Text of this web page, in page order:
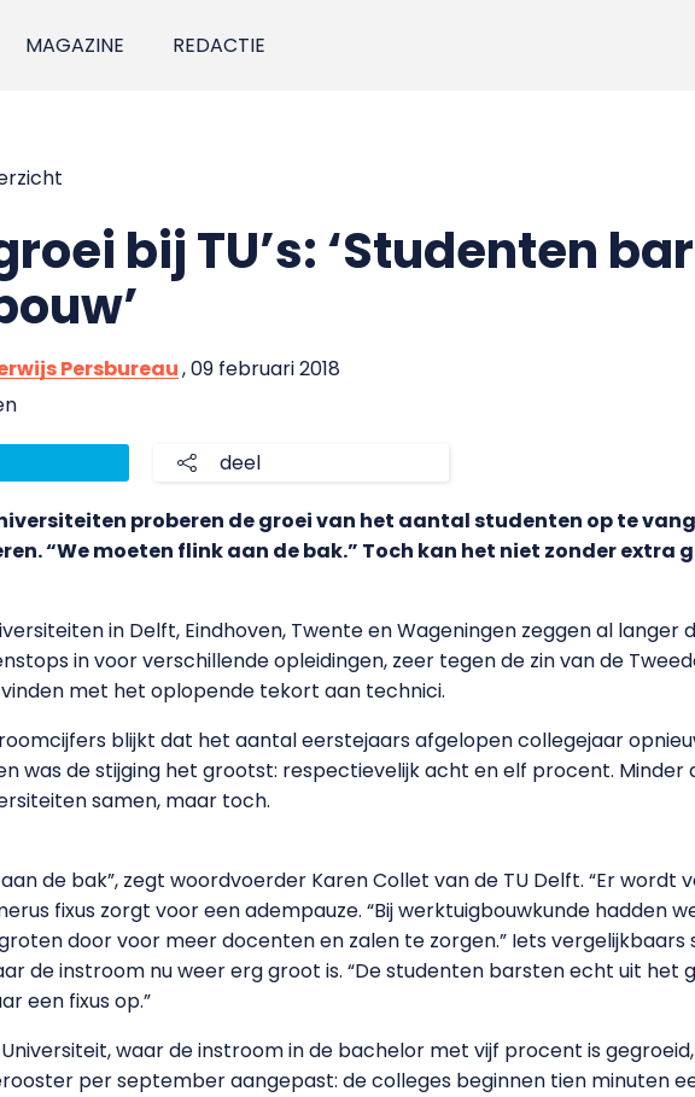
MAGAZINE REDACTIE
bij TU’s: ‘Studenten
Persbureau, 09 februari 2018
deel
proberen de groei van het aantal studenten op te
“We moeten flink aan de bak.” Toch kan het niet zonder extra
in Delft, Eindhoven, Twente en Wageningen zeggen al langer
in voor verschillende opleidingen, zeer tegen de zin van de
met het oplopende tekort aan technici.
blijkt dat het aantal eerstejaars afgelopen collegejaar
was de stijging het grootst: respectievelijk acht en elf procent.
samen, maar toch.
de bak”, zegt woordvoerder Karen Collet van de TU Delft. “Er wordt
fixus zorgt voor een adempauze. “Bij werktuigbouwkunde hadden
door voor meer docenten en zalen te zorgen.” Iets
de instroom nu weer erg groot is. “De studenten barsten echt uit het
een fixus op.”
waar de instroom in de bachelor met vijf procent is
per september aangepast: de colleges beginnen tien minuten